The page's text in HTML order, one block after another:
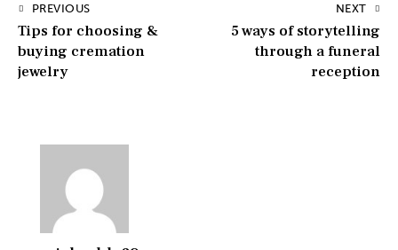
PREVIOUS
Tips for choosing &
buying cremation
jewelry
NEXT
5 ways of storytelling
through a funeral
reception